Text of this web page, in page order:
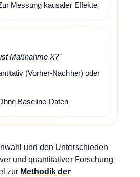
Messung kausaler Effekte
Maßnahme X?"
(Vorher-Nachher) oder
Baseline-Daten
und den Unterschieden
und quantitativer Forschung
zur Methodik der